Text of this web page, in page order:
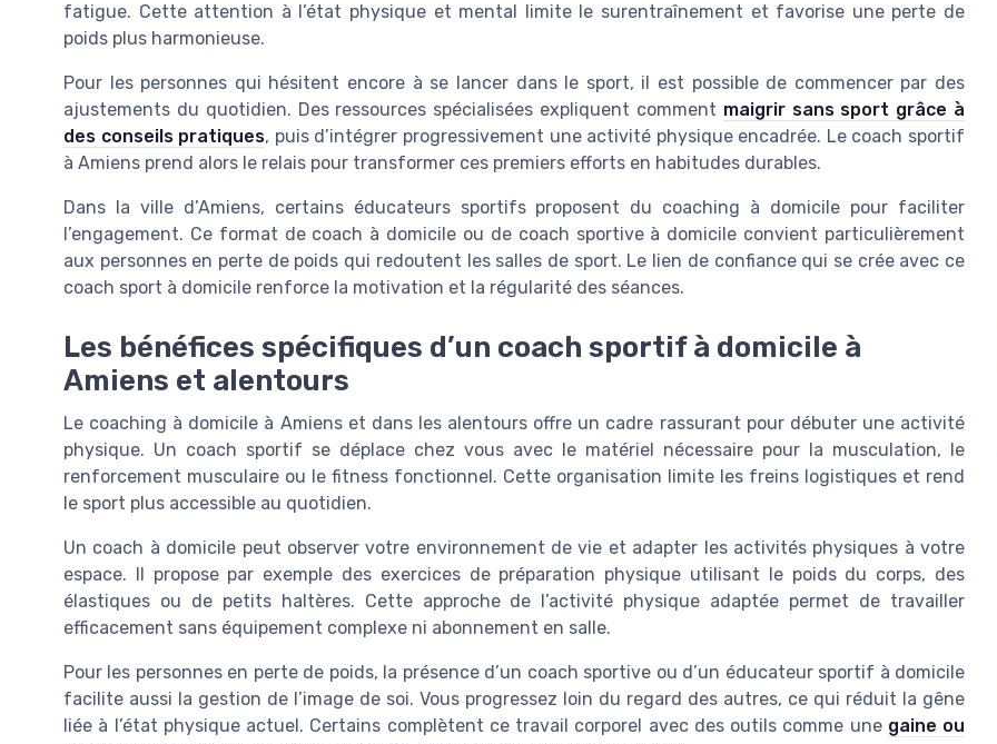
fatigue. Cette attention à l’état physique et mental limite le surentraînement et favorise une perte de
poids plus harmonieuse.
Pour les personnes qui hésitent encore à se lancer dans le sport, il est possible de commencer par des
ajustements du quotidien. Des ressources spécialisées expliquent comment maigrir sans sport grâce à
des conseils pratiques, puis d’intégrer progressivement une activité physique encadrée. Le coach sportif
à Amiens prend alors le relais pour transformer ces premiers efforts en habitudes durables.
Dans la ville d’Amiens, certains éducateurs sportifs proposent du coaching à domicile pour faciliter
l’engagement. Ce format de coach à domicile ou de coach sportive à domicile convient particulièrement
aux personnes en perte de poids qui redoutent les salles de sport. Le lien de confiance qui se crée avec ce
coach sport à domicile renforce la motivation et la régularité des séances.
Les bénéfices spécifiques d’un coach sportif à domicile à
Amiens et alentours
Le coaching à domicile à Amiens et dans les alentours offre un cadre rassurant pour débuter une activité
physique. Un coach sportif se déplace chez vous avec le matériel nécessaire pour la musculation, le
renforcement musculaire ou le fitness fonctionnel. Cette organisation limite les freins logistiques et rend
le sport plus accessible au quotidien.
Un coach à domicile peut observer votre environnement de vie et adapter les activités physiques à votre
espace. Il propose par exemple des exercices de préparation physique utilisant le poids du corps, des
élastiques ou de petits haltères. Cette approche de l’activité physique adaptée permet de travailler
efficacement sans équipement complexe ni abonnement en salle.
Pour les personnes en perte de poids, la présence d’un coach sportive ou d’un éducateur sportif à domicile
facilite aussi la gestion de l’image de soi. Vous progressez loin du regard des autres, ce qui réduit la gêne
liée à l’état physique actuel. Certains complètent ce travail corporel avec des outils comme une gaine ou